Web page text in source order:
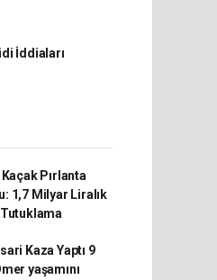
İddiaları
Pırlanta
1,7 Milyar Liralık
Kaza Yaptı 9
yaşamını